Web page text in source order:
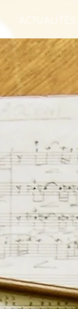
ACTUALITÉS